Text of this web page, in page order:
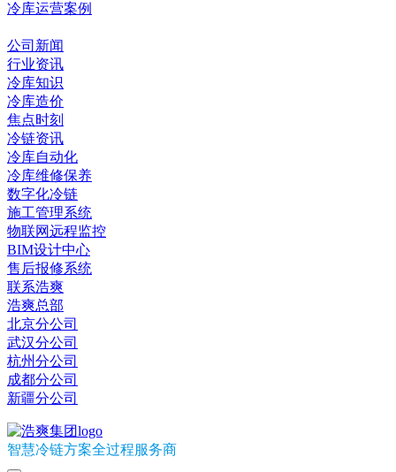
冷库运营案例
公司新闻
行业资讯
冷库知识
冷库造价
焦点时刻
冷链资讯
冷库自动化
冷库维修保养
数字化冷链
施工管理系统
物联网远程监控
BIM设计中心
售后报修系统
联系浩爽
浩爽总部
北京分公司
武汉分公司
杭州分公司
成都分公司
新疆分公司
智慧冷链方案全过程服务商